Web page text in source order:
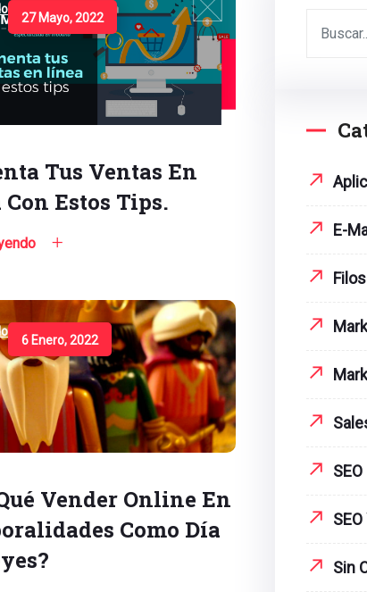
27 Mayo, 2022
Tus Ventas En
Estos Tips.
6 Enero, 2022
Vender Online En
Como Día
E-
SEO
SEO
Sin